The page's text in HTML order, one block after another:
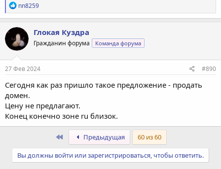
Р
е
а
к
ц
и
и
:
nn8259
Глокая Куздра
Гражданин форума Команда форума
27 Фев 2024 #890
Сегодня как раз пришло такое предложение - продать
домен.
Цену не предлагают.
Конец конечно зоне ru близок.
ПервыйПредыдущая 60 из 60
Вы должны войти или зарегистрироваться, чтобы ответить.